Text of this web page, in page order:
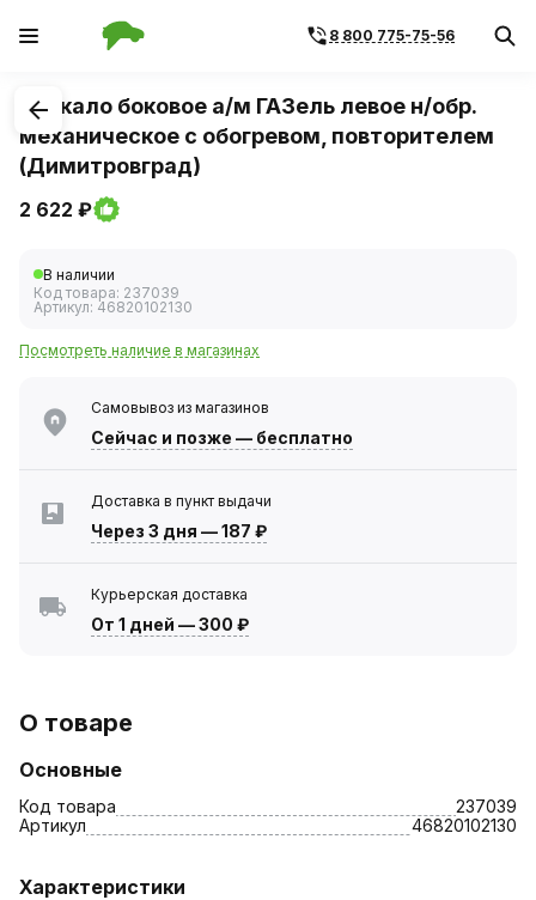
8 800 775-75-56
1/2
Зеркало боковое а/м ГАЗель левое н/обр.
механическое с обогревом, повторителем
(Димитровград)
2 622 ₽
В наличии
Код товара: 237039
Артикул: 46820102130
Посмотреть наличие в магазинах
Самовывоз из магазинов
Сейчас и позже — бесплатно
Доставка в пункт выдачи
Через 3 дня —187 ₽
Курьерская доставка
От 1 дней —300 ₽
О товаре
Основные
Код товара
237039
Артикул
46820102130
Характеристики